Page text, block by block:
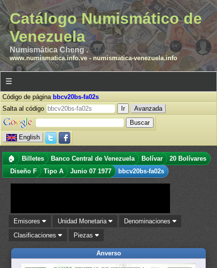
Catálogo Numismático de
Venezuela
Numismática Cheng .
www.numismatica.info.ve- numismatica-venezuela.info
☰
Código de página bbcv20bs-fa02s
Salta al código
Avanzada
English
🏠 Billetes Banco Central de Venezuela Bolívar
20 Bolívares
Diseño F
Tipo A Junio 07 1977 bbcv20bs-fa02s
Emisores Unidad Monetaria
Denominaciones
Clasificaciones
Piezas
Anverso